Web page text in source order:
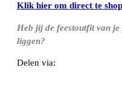
Klik hier om direct te
Heb jij de feestoutfit van
liggen?
Delen via: